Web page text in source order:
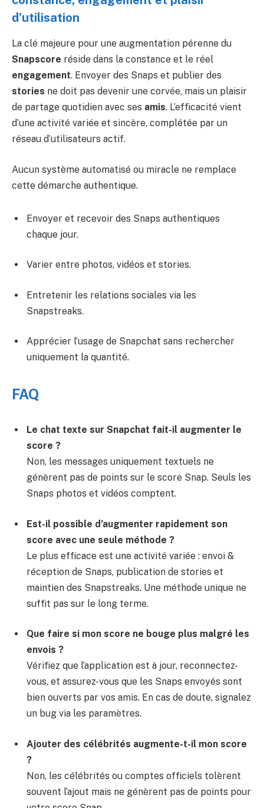
d’utilisation
La clé majeure pour une augmentation pérenne du
Snapscore réside dans la constance et le réel
engagement. Envoyer des Snaps et publier des
stories ne doit pas devenir une corvée, mais un plaisir
de partage quotidien avec ses amis. L’efficacité vient
d’une activité variée et sincère, complétée par un
réseau d’utilisateurs actif.
Aucun système automatisé ou miracle ne remplace
cette démarche authentique.
Envoyer et recevoir des Snaps authentiques
chaque jour.
Varier entre photos, vidéos et stories.
Entretenir les relations sociales via les
Snapstreaks.
Apprécier l’usage de Snapchat sans rechercher
uniquement la quantité.
FAQ
Le chat texte sur Snapchat fait-il augmenter le
score ?
Non, les messages uniquement textuels ne
génèrent pas de points sur le score Snap. Seuls les
Snaps photos et vidéos comptent.
Est-il possible d’augmenter rapidement son
score avec une seule méthode ?
Le plus efficace est une activité variée : envoi &
réception de Snaps, publication de stories et
maintien des Snapstreaks. Une méthode unique ne
suffit pas sur le long terme.
Que faire si mon score ne bouge plus malgré les
envois ?
Vérifiez que l’application est à jour, reconnectez-
vous, et assurez-vous que les Snaps envoyés sont
bien ouverts par vos amis. En cas de doute, signalez
un bug via les paramètres.
Ajouter des célébrités augmente-t-il mon score
?
Non, les célébrités ou comptes officiels tolèrent
souvent l’ajout mais ne génèrent pas de points pour